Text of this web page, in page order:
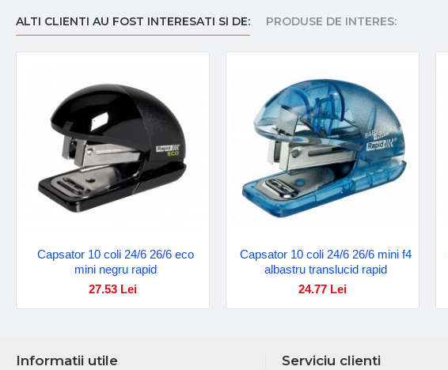
ALTI CLIENTI AU FOST INTERESATI SI DE: PRODUSE DE INTERES:
Capsator 10 coli 24/6 26/6 eco
mini negru rapid
27.53 Lei
Capsator 10 coli 24/6 26/6 mini f4
albastru translucid rapid
24.77 Lei
Informatii utile Serviciu clienti